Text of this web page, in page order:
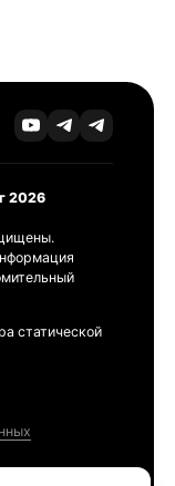
2026
статической